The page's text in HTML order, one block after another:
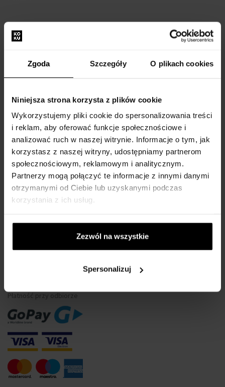
Zgoda Szczegóły O plikach cookies
Niniejsza strona korzysta z plików cookie
Wykorzystujemy pliki cookie do spersonalizowania treści
i reklam, aby oferować funkcje społecznościowe i
analizować ruch w naszej witrynie. Informacje o tym, jak
korzystasz z naszej witryny, udostępniamy partnerom
społecznościowym, reklamowym i analitycznym.
Partnerzy mogą połączyć te informacje z innymi danymi
otrzymanymi od Ciebie lub uzyskanymi podczas
korzystania z ich usług.
Zezwól na wszystkie
Spersonalizuj
Regulamin zakupów
Prywatność
Kiedy otrzymam zamówiony towar?
Dlaczego perfumy od nas?
Co to jest tester perfum?
Wodoszczelność zegarków
Tylko oryginalne towary
Często Zadawane Pytania
Płatność przy odbiorze